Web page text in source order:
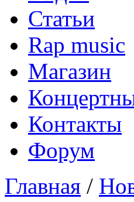
Статьи
Rap music
Магазин
Контакты
Форум
Главная /